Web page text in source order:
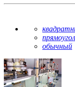
обычный